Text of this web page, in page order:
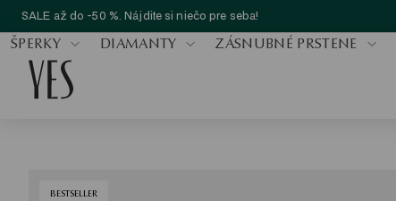
SALE až do -50 %. Nájdite si niečo pre seba!
ŠPERKY DIAMANTY ZÁSNUBNÉ PRSTENE
BESTSELLER